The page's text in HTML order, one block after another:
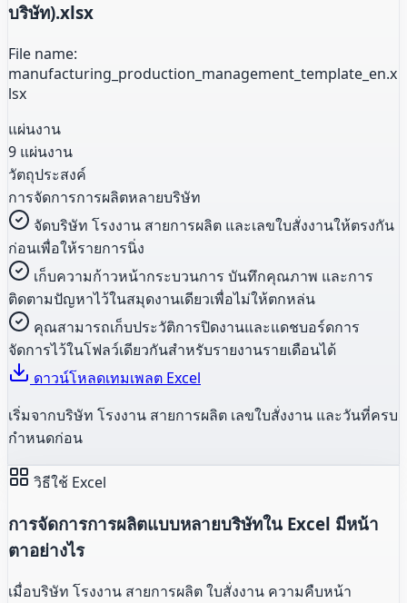
บริษัท).xlsx
File name:
manufacturing_production_management_template_en.x
lsx
แผ่นงาน
9 แผ่นงาน
วัตถุประสงค์
การจัดการการผลิตหลายบริษัท
จัดบริษัท โรงงาน สายการผลิต และเลขใบสั่งงานให้ตรงกัน
ก่อนเพื่อให้รายการนิ่ง
เก็บความก้าวหน้ากระบวนการ บันทึกคุณภาพ และการ
ติดตามปัญหาไว้ในสมุดงานเดียวเพื่อไม่ให้ตกหล่น
คุณสามารถเก็บประวัติการปิดงานและแดชบอร์ดการ
จัดการไว้ในโฟลว์เดียวกันสำหรับรายงานรายเดือนได้
ดาวน์โหลดเทมเพลต Excel
เริ่มจากบริษัท โรงงาน สายการผลิต เลขใบสั่งงาน และวันที่ครบ
กำหนดก่อน
วิธีใช้ Excel
การจัดการการผลิตแบบหลายบริษัทใน Excel มีหน้า
ตาอย่างไร
เมื่อบริษัท โรงงาน สายการผลิต ใบสั่งงาน ความคืบหน้า